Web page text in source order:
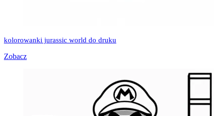
kolorowanki jurassic world do druku
Zobacz